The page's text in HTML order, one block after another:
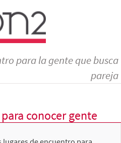
para la gente que busca
pareja
conocer gente